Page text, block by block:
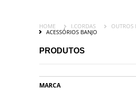
HOME I.CORDAS
OUTROS
ACESSÓRIOS BANJO
PRODUTOS
MARCA